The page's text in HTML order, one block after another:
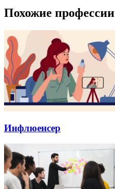
Похожие профессии
Инфлюенсер